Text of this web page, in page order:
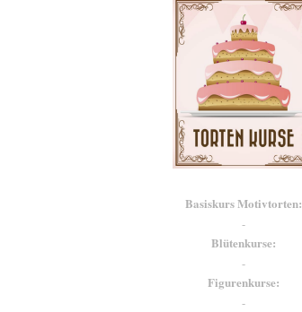
Basiskurs Motivtorten:
-
Blütenkurse:
-
Figurenkurse:
-